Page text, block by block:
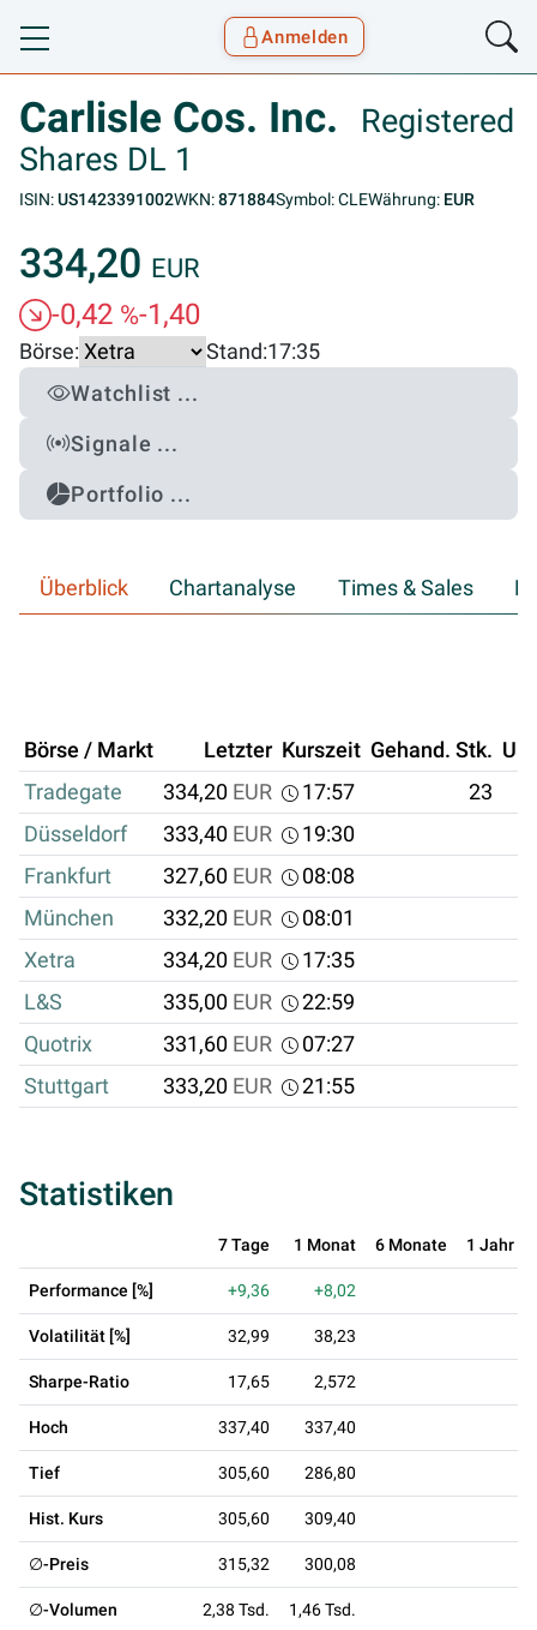
Toggle navigation
Anmelden
Carlisle Cos. Inc.
Registered
Shares DL 1
ISIN:US1423391002WKN:871884Symbol: CLEWährung: EUR
334,20 EUR
-0,42 %-1,40
Börse: Stand:17:35
Watchlist ...
Signale ...
Portfolio ...
Überblick Chartanalyse Times & Sales
Börse / Markt Letzter Kurszeit Gehand. Stk.
Tradegate
334,20 EUR 17:57
23
Düsseldorf
333,40 EUR
19:30
Frankfurt
327,60 EUR
08:08
München
332,20 EUR
08:01
Xetra
334,20 EUR
17:35
L&S
335,00 EUR
22:59
Quotrix
331,60 EUR
07:27
Stuttgart
333,20 EUR 21:55
Statistiken
7 Tage 1 Monat 6 Monate 1 Jahr
Performance [%] +9,36 +8,02
Volatilität [%] 32,99 38,23
Sharpe-Ratio 17,65 2,572
Hoch 337,40 337,40
Tief 305,60 286,80
Hist. Kurs 305,60 309,40
∅-Preis 315,32 300,08
∅-Volumen 2,38 Tsd. 1,46 Tsd.